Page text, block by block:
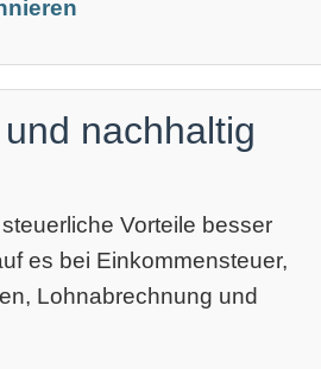
nachhaltig
Vorteile besser
es bei Einkommensteuer,
Lohnabrechnung und